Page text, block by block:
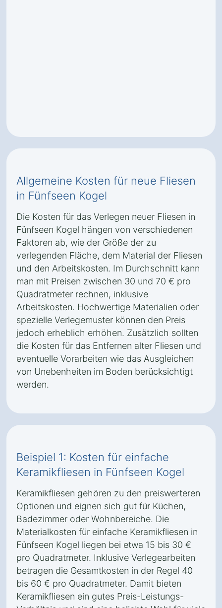
Allgemeine Kosten für neue Fliesen
in Fünfseen Kogel
Die Kosten für das Verlegen neuer Fliesen in
Fünfseen Kogel hängen von verschiedenen
Faktoren ab, wie der Größe der zu
verlegenden Fläche, dem Material der Fliesen
und den Arbeitskosten. Im Durchschnitt kann
man mit Preisen zwischen 30 und 70 € pro
Quadratmeter rechnen, inklusive
Arbeitskosten. Hochwertige Materialien oder
spezielle Verlegemuster können den Preis
jedoch erheblich erhöhen. Zusätzlich sollten
die Kosten für das Entfernen alter Fliesen und
eventuelle Vorarbeiten wie das Ausgleichen
von Unebenheiten im Boden berücksichtigt
werden.
Beispiel 1: Kosten für einfache
Keramikfliesen in Fünfseen Kogel
Keramikfliesen gehören zu den preiswerteren
Optionen und eignen sich gut für Küchen,
Badezimmer oder Wohnbereiche. Die
Materialkosten für einfache Keramikfliesen in
Fünfseen Kogel liegen bei etwa 15 bis 30 €
pro Quadratmeter. Inklusive Verlegearbeiten
betragen die Gesamtkosten in der Regel 40
bis 60 € pro Quadratmeter. Damit bieten
Keramikfliesen ein gutes Preis-Leistungs-